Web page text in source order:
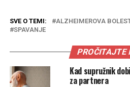
SVE O TEMI: ALZHEIMEROVA
SPAVANJE
PROČITAJTE
Kad supružnik
za partnera